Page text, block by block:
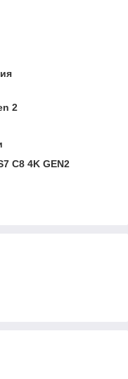
2
C8 4K GEN2